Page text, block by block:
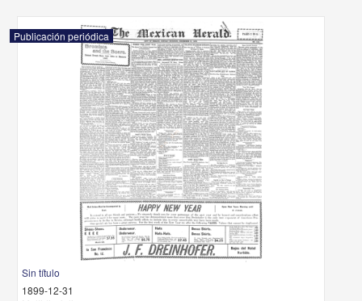
Publicación periódica
Sin título
1899-12-31